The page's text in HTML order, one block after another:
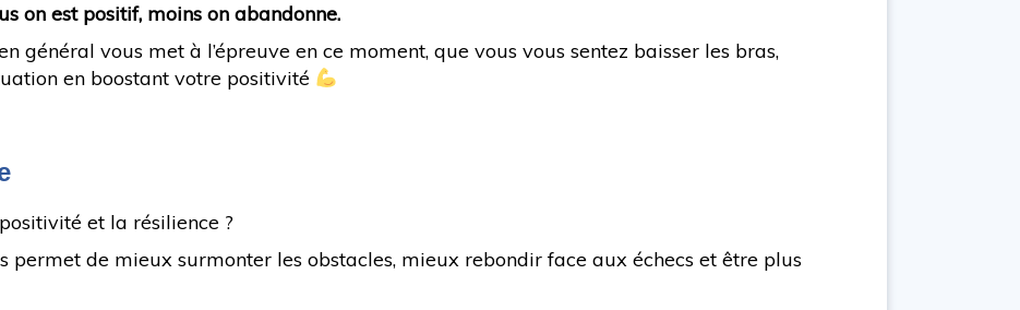
on est positif, moins on abandonne.
général vous met à l’épreuve en ce moment, que vous vous sentez baisser les bras,
en boostant votre positivité
et la résilience ?
permet de mieux surmonter les obstacles, mieux rebondir face aux échecs et être plus